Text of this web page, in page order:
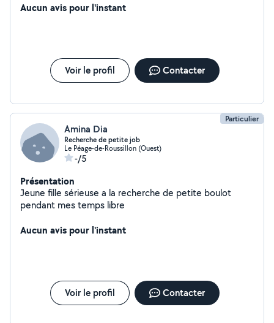
Aucun avis pour l'instant
Voir le profil Contacter
Particulier
Amina Dia
Recherche de petite job
Le Péage-de-Roussillon (Ouest)
-/5
Présentation
Jeune fille sérieuse a la recherche de petite boulot
pendant mes temps libre
Aucun avis pour l'instant
Voir le profil Contacter